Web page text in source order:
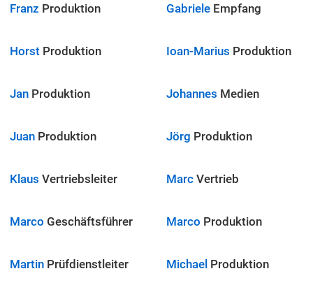
Franz Produktion Gabriele Empfang
Horst Produktion Ioan-Marius Produktion
Jan Produktion Johannes Medien
Juan Produktion Jörg Produktion
Klaus Vertriebsleiter Marc Vertrieb
Marco Geschäftsführer Marco Produktion
Martin Prüfdienstleiter Michael Produktion